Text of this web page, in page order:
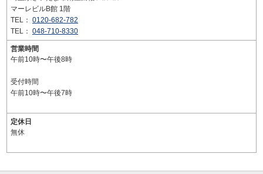
マーレビルB館 1階
TEL： 0120-682-782
TEL： 048-710-8330
営業時間
午前10時〜午後8時
受付時間
午前10時〜午後7時
定休日
無休